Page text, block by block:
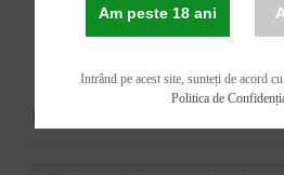
DESPRE LIVRARE
INTREBARI GENERALE
FAQ
Am peste 18 ani
Intrând pe acest site, sunteți de acord
Politica de